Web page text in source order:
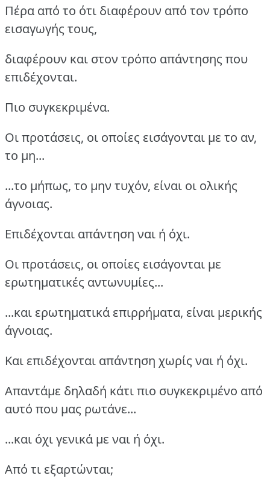
Πέρα από το ότι διαφέρουν από τον τρόπο
εισαγωγής τους,
διαφέρουν και στον τρόπο απάντησης που
επιδέχονται.
Πιο συγκεκριμένα.
Οι προτάσεις, οι οποίες εισάγονται με το αν,
το μη...
...το μήπως, το μην τυχόν, είναι οι ολικής
άγνοιας.
Επιδέχονται απάντηση ναι ή όχι.
Οι προτάσεις, οι οποίες εισάγονται με
ερωτηματικές αντωνυμίες...
...και ερωτηματικά επιρρήματα, είναι μερικής
άγνοιας.
Και επιδέχονται απάντηση χωρίς ναι ή όχι.
Απαντάμε δηλαδή κάτι πιο συγκεκριμένο από
αυτό που μας ρωτάνε...
...και όχι γενικά με ναι ή όχι.
Από τι εξαρτώνται;